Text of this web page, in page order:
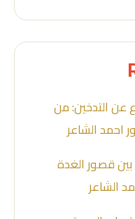
عن التدخين: من
بين قصور الغدة
الشاعر